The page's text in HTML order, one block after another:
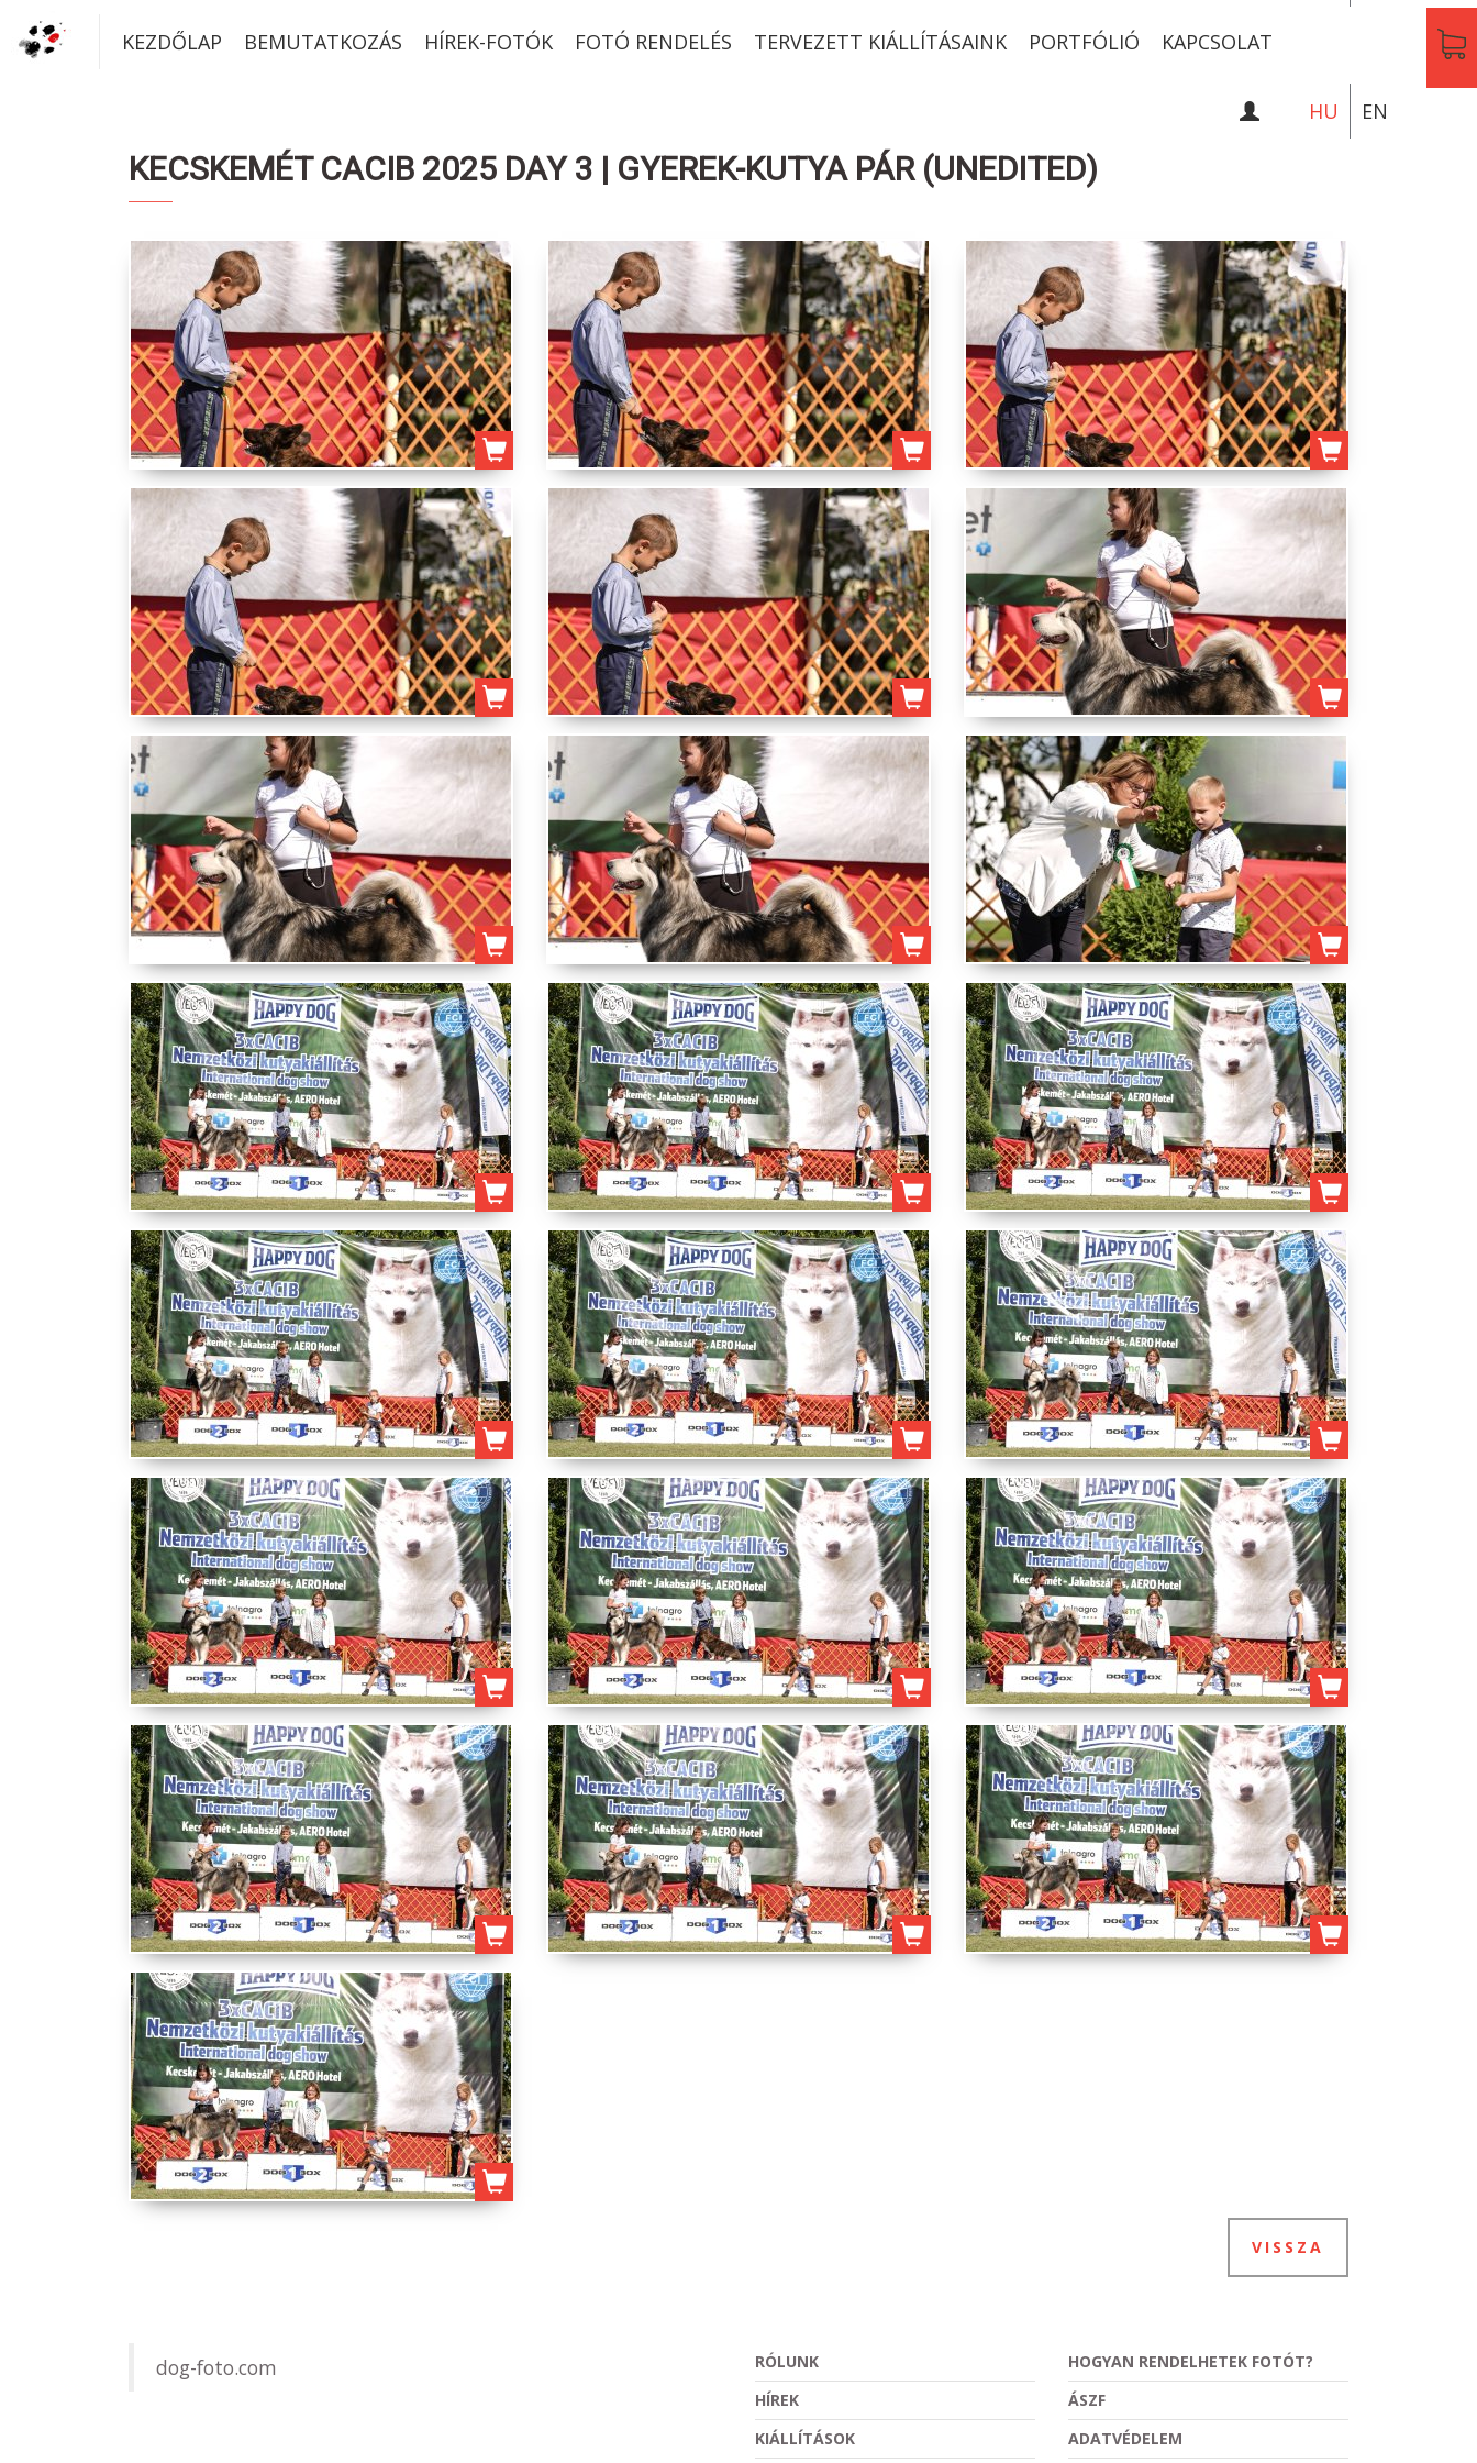
KEZDŐLAP BEMUTATKOZÁS HÍREK-FOTÓK FOTÓ RENDELÉS TERVEZETT KIÁLLÍTÁSAINK PORTFÓLIÓ KAPCSOLAT
HU EN
KECSKEMÉT CACIB 2025 DAY 3 | GYEREK-KUTYA PÁR (UNEDITED)
VISSZA
dog-foto.com
RÓLUNK
HÍREK
KIÁLLÍTÁSOK
HOGYAN RENDELHETEK FOTÓT?
ÁSZF
ADATVÉDELEM